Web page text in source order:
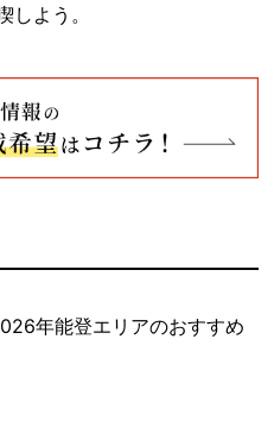
しよう。
年能登エリアのおすすめ